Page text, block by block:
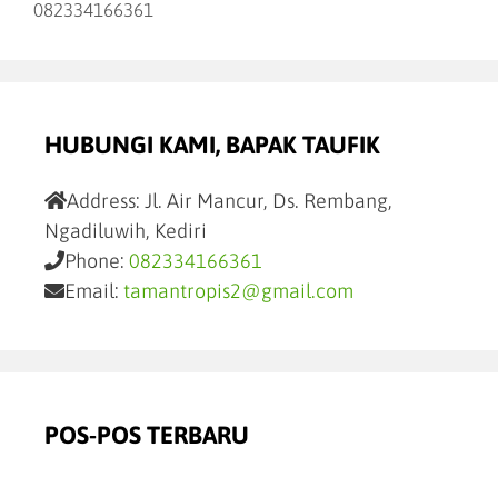
082334166361
HUBUNGI KAMI, BAPAK TAUFIK
Address: Jl. Air Mancur, Ds. Rembang,
Ngadiluwih, Kediri
Phone: 082334166361
Email: tamantropis2@gmail.com
POS-POS TERBARU